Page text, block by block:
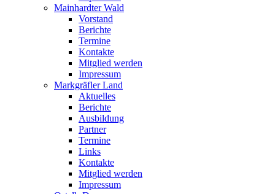
Mainhardter Wald
Vorstand
Berichte
Termine
Kontakte
Mitglied werden
Impressum
Markgräfler Land
Aktuelles
Berichte
Ausbildung
Partner
Termine
Links
Kontakte
Mitglied werden
Impressum